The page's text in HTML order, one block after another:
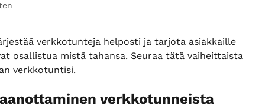
verkkotunteja helposti ja tarjota asiakkaille
osallistua mistä tahansa. Seuraa tätä vaiheittaista
verkkotuntisi.
verkkotunneista